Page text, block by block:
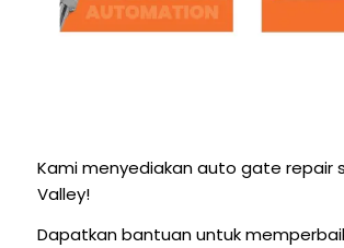
Kami menyediakan auto gate repair
Valley!
Dapatkan bantuan untuk